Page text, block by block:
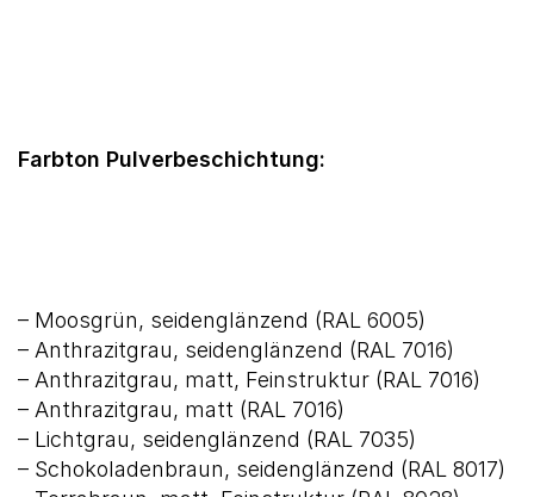
Farbton Pulverbeschichtung:
– Moosgrün, seidenglänzend (RAL 6005)
– Anthrazitgrau, seidenglänzend (RAL 7016)
– Anthrazitgrau, matt, Feinstruktur (RAL 7016)
– Anthrazitgrau, matt (RAL 7016)
– Lichtgrau, seidenglänzend (RAL 7035)
– Schokoladenbraun, seidenglänzend (RAL 8017)